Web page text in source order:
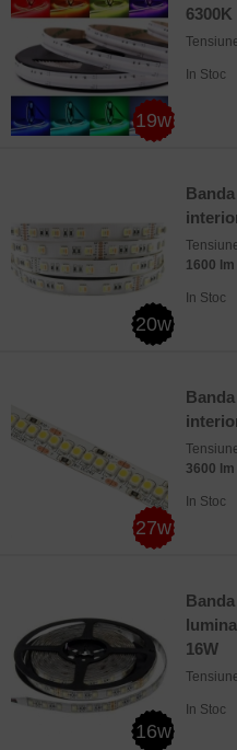
19w
In Stoc
20w
1600 lm
In Stoc
27w
3600 lm
In Stoc
16w
16W
In Stoc